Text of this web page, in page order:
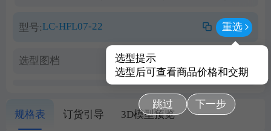
型号:LC-HFL07-22 重选
选型提示
选型后可查看商品价格和交期
跳过 下一步
选型图档
规格表 订货引导 3D模型预览